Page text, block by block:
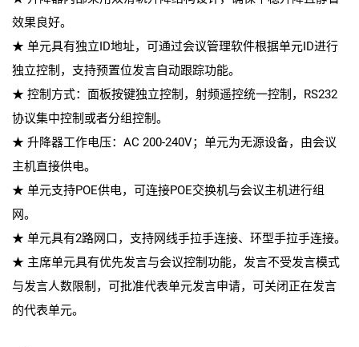
效果良好。
★ 单元具有独立ID地址，可通过会议管理软件根据单元ID进行
独立控制，支持预置位发言自动跟踪功能。
★ 控制方式：面板按键独立控制，射频遥控统一控制，RS232
协议集中控制或者分组控制。
★ 升降器工作电压：AC 200-240V；单元为无源设备，由会议
主机直接供电。
★ 单元支持POE供电，可连接POE交换机与会议主机进行组
网。
★ 单元具有2路网口，支持网线手拉手连接、环型手拉手连接。
★ 主席单元具有优先发言与会议控制功能，发言不受发言模式
与发言人数限制，可批准代表单元发言申请，可关闭正在发言
的代表单元。